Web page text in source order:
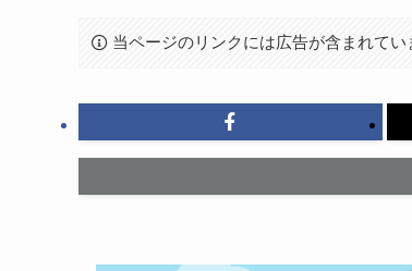
当ページのリンクには広告が含まれてい